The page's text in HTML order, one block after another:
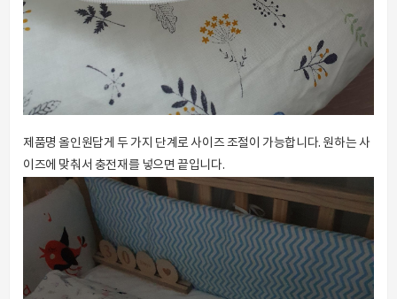
제품명 올인원답게 두 가지 단계로 사이즈 조절이 가능합니다. 원하는 사
이즈에 맞춰서 충전재를 넣으면 끝입니다.